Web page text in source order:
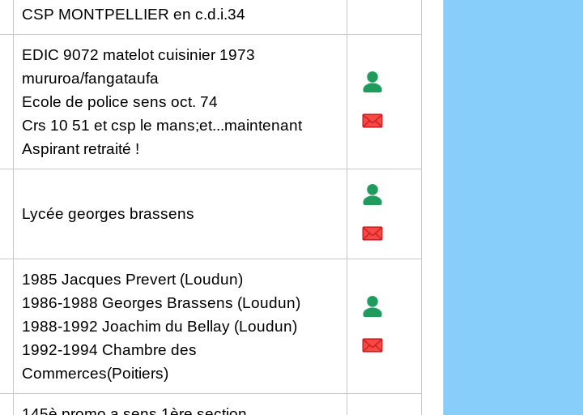
CSP MONTPELLIER en c.d.i.34
EDIC 9072 matelot cuisinier 1973
mururoa/fangataufa
Ecole de police sens oct. 74
Crs 10 51 et csp le mans;et...maintenant
Aspirant retraité !
Lycée georges brassens
1985 Jacques Prevert (Loudun)
1986-1988 Georges Brassens (Loudun)
1988-1992 Joachim du Bellay (Loudun)
1992-1994 Chambre des
Commerces(Poitiers)